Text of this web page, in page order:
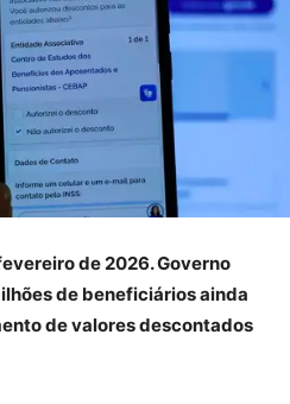
de 2026. Governo
de beneficiários ainda
de valores descontados